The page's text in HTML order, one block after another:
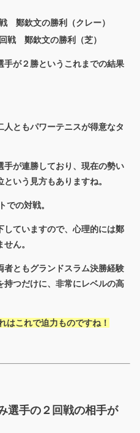
鄭欽文の勝利（クレー）
戦 鄭欽文の勝利（芝）
手が２勝というこれまでの結果
ともパワーテニスが得意なタ
が連勝しており、現在の勢い
いう見方もありますね。
での対戦。
ていますので、心理的には鄭
ん。
者ともグランドスラム決勝経験
つだけに、非常にレベルの高
はこれで迫力ものですね！
選手の２回戦の相手が